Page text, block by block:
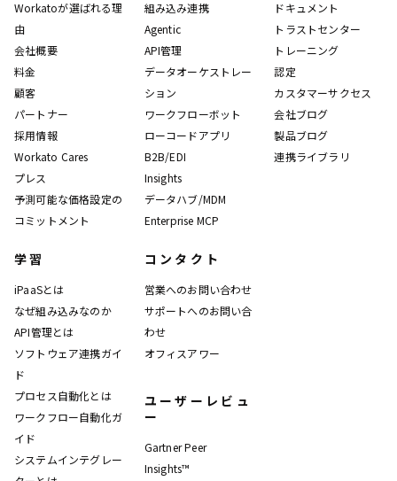
Workatoが選ばれる理
由
会社概要
料金
顧客
パートナー
採用情報
Workato Cares
プレス
予測可能な価格設定の
コミットメント
組み込み連携
Agentic
API管理
データオーケストレー
ション
ワークフローボット
ローコードアプリ
B2B/EDI
Insights
データハブ/MDM
Enterprise MCP
ドキュメント
トラストセンター
トレーニング
認定
カスタマーサクセス
会社ブログ
製品ブログ
連携ライブラリ
学習
iPaaSとは
なぜ組み込みなのか
API管理とは
ソフトウェア連携ガイ
ド
プロセス自動化とは
ワークフロー自動化ガ
イド
システムインテグレー
コンタクト
営業へのお問い合わせ
サポートへのお問い合
わせ
オフィスアワー
ユーザーレビュ
ー
Gartner Peer
Insights™